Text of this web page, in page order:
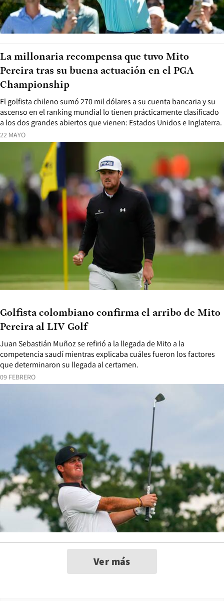
22 MAYO
El golfista chileno sumó 270 mil dólares a su cuenta bancaria y su
ascenso en el ranking mundial lo tienen prácticamente clasificado
a los dos grandes abiertos que vienen: Estados Unidos e Inglaterra.
La millonaria recompensa que tuvo Mito
Pereira tras su buena actuación en el PGA
Championship
09 FEBRERO
Juan Sebastián Muñoz se refirió a la llegada de Mito a la
competencia saudí mientras explicaba cuáles fueron los factores
que determinaron su llegada al certamen.
Golfista colombiano confirma el arribo de Mito
Pereira al LIV Golf
Ver más